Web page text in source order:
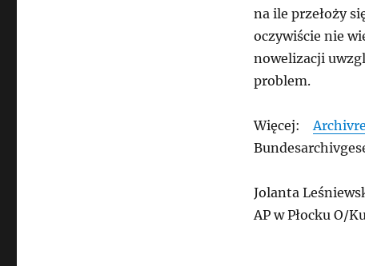
na ile przełoży
oczywiście nie
nowelizacji
problem.
Więcej:
Jolanta
AP w Płocku O/